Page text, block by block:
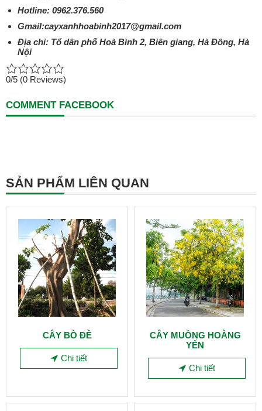
Hotline: 0962.376.560
Gmail:cayxanhhoabinh2017@gmail.com
Địa chỉ: Tổ dân phố Hoà Bình 2, Biên giang, Hà Đông, Hà
Nội
0/5 (0 Reviews)
COMMENT FACEBOOK
SẢN PHẨM LIÊN QUAN
CÂY BỒ ĐỀ
Chi tiết
CÂY MUỒNG HOÀNG
YẾN
Chi tiết